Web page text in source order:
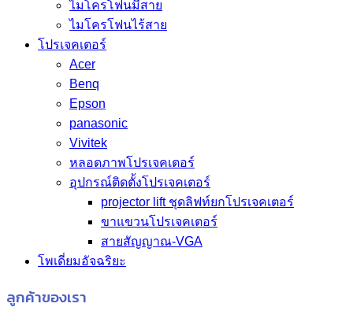
ไมโครโฟนมีสาย
ไมโครโฟนไร้สาย
โปรเจคเตอร์
Acer
Benq
Epson
panasonic
Vivitek
หลอดภาพโปรเจคเตอร์
อุปกรณ์ติดตั้งโปรเจคเตอร์
projector lift ชุดลิฟท์ยกโปรเจคเตอร์
ขาแขวนโปรเจคเตอร์
สายสัญญาณ-VGA
โพเดี่ยมอัจฉริยะ
ลูกค้าของเรา